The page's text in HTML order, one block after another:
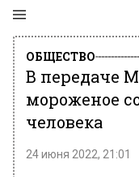
ОБЩЕСТВО
В передаче
мороженое
человека
24 июня 2022, 21:01